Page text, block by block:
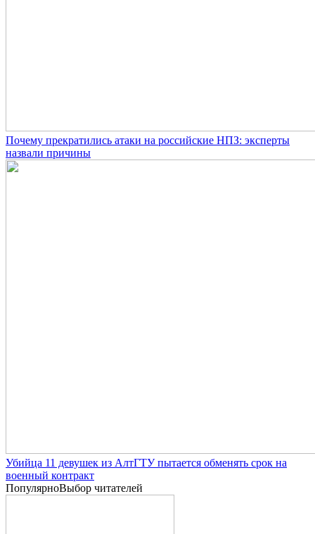
Почему прекратились атаки на российские НПЗ: эксперты
назвали причины
Убийца 11 девушек из АлтГТУ пытается обменять срок на
военный контракт
ПопулярноВыбор читателей